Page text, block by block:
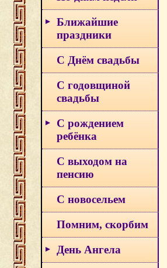
Ближайшие
праздники
С Днём свадьбы
С годовщиной
свадьбы
С рождением
ребёнка
С выходом на
пенсию
С новосельем
Помним, скорбим
День Ангела